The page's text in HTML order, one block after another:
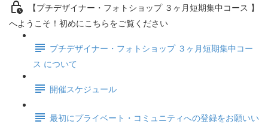
【プチデザイナー・フォトショップ ３ヶ月短期集中コース 】
へようこそ！初めにこちらをご覧ください
プチデザイナー・フォトショップ ３ヶ月短期集中コー
ス について
開催スケジュール
最初にプライベート・コミュニティへの登録をお願いい